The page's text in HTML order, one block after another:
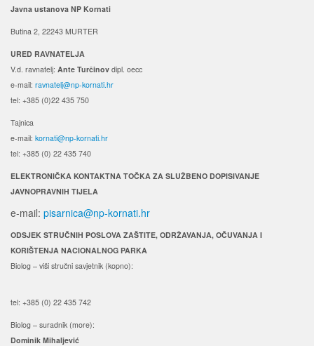
Javna ustanova NP Kornati
Butina 2, 22243 MURTER
URED RAVNATELJA
V.d. ravnatelj: Ante Turčinov dipl. oecc
e-mail: ravnatelj@np-kornati.hr
tel: +385 (0)22 435 750
Tajnica
e-mail: kornati@np-kornati.hr
tel: +385 (0) 22 435 740
ELEKTRONIČKA KONTAKTNA TOČKA ZA SLUŽBENO DOPISIVANJE
JAVNOPRAVNIH TIJELA
e-mail: pisarnica@np-kornati.hr
ODSJEK STRUČNIH POSLOVA ZAŠTITE, ODRŽAVANJA, OČUVANJA I
KORIŠTENJA NACIONALNOG PARKA
Biolog – viši stručni savjetnik (kopno):
tel: +385 (0) 22 435 742
Biolog – suradnik (more):
Dominik Mihaljević